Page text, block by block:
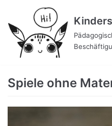
Inhalt
Spiele ohne